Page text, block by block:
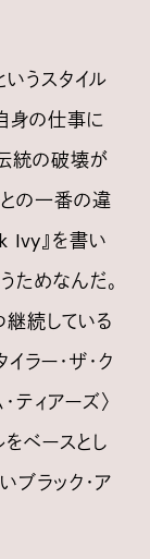
いうスタイル
身の仕事に
統の破壊が
との一番の違
Ivy』を書い
ためなんだ。
継続している
ラー・ザ・ク
ティアーズ〉
ベースとし
ブラック・ア